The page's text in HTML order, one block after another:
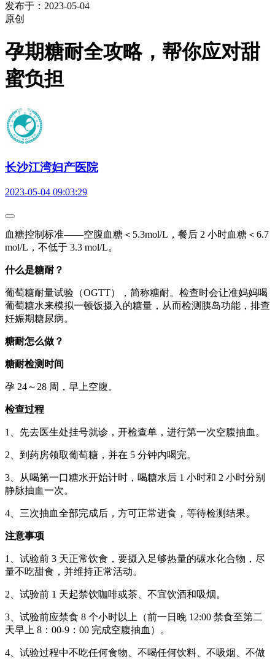
发布于：2023-05-04
原创
孕期糖耐全攻略，帮你应对甜
蜜负担
长沙江湾妇产医院
2023-05-04 09:03:29
血糖控制标准——空腹血糖＜5.3mol/L，餐后 2 小时血糖＜6.7
mol/L，不低于 3.3 mol/L。
什么是糖耐？
葡萄糖耐量试验（OGTT），简称糖耐。检查时会让准妈妈喝
葡萄糖水来模拟一顿饭摄入的糖量，从而检测胰岛功能，排查
妊娠期糖尿病。
糖耐怎么做？
糖耐检测时间
孕 24～28 周，早上空腹。
检查过程
1、先去医生处挂号就诊，开检查单，进行第一次空腹抽血。
2、到药房领取葡萄糖，并在 5 分钟内喝完。
3、从喝第一口糖水开始计时，喝糖水后 1 小时和 2 小时分别
静脉抽血一次。
4、三次抽血全部完成后，方可正常进食，等待检测结果。
注意事项
1、试验前 3 天正常饮食，要摄入足够热量的碳水化合物，尽
量不吃甜食，并维持正常活动。
2、试验前 1 天起禁饮咖啡或茶、不宜饮酒和吸烟。
3、试验前应禁食 8 个小时以上（前一日晚 12:00 禁食至第二
天早上 8：00-9：00 完成空腹抽血）。
4、试验过程中不吃任何食物、不喝任何饮料、不吸烟、不做